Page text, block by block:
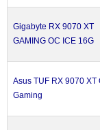
Gigabyte RX 9070 XT
GAMING OC ICE 16G
Asus TUF RX 9070 XT
Gaming